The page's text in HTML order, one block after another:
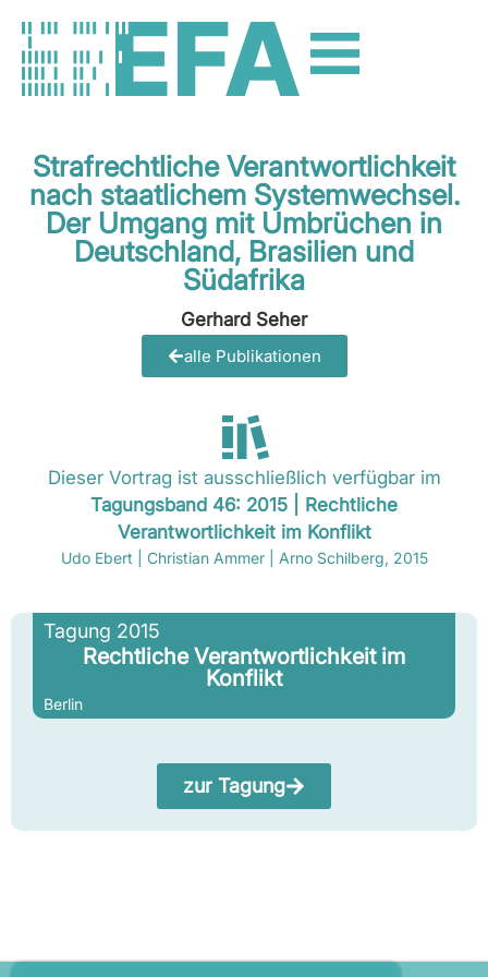
Strafrechtliche Verantwortlichkeit
nach staatlichem Systemwechsel.
Der Umgang mit Umbrüchen in
Deutschland, Brasilien und
Südafrika
Gerhard Seher
alle Publikationen
Dieser Vortrag ist ausschließlich verfügbar im
Tagungsband 46: 2015 | Rechtliche
Verantwortlichkeit im Konflikt
Udo Ebert | Christian Ammer | Arno Schilberg, 2015
Tagung 2015
Rechtliche Verantwortlichkeit im
Konflikt
Berlin
zur Tagung